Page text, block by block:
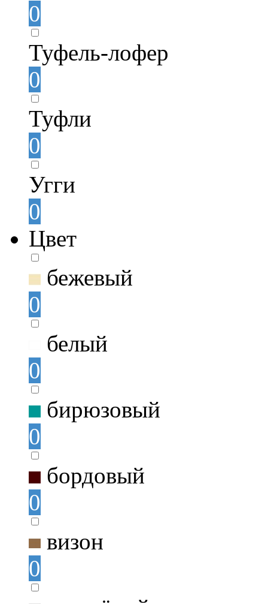
0
Туфель-лофер
0
Туфли
0
Угги
0
Цвет
бежевый
0
белый
0
бирюзовый
0
бордовый
0
визон
0